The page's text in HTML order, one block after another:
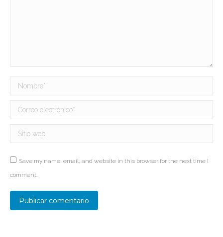
Nombre *
Correo electrónico *
Sitio web
Save my name, email, and website in this browser for the next time I
comment.
Publicar comentario